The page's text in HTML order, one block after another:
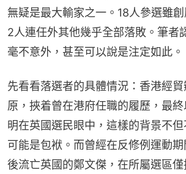
無疑是最大輸家之一。18人參選雖
2人連任外其他幾乎全部落敗。筆者
毫不意外，甚至可以說是注定如此。
先看看落選者的具體情況：香港經
原，挾着曾在港府任職的履歷，最
明在英國選民眼中，這樣的背景不
可能是包袱。而曾經在反修例運動
後流亡英國的鄭文傑，在所屬選區